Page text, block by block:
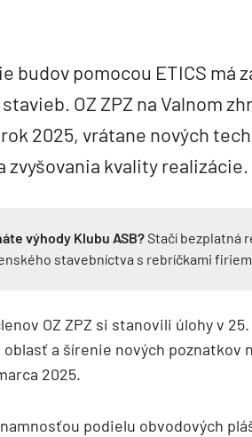
budov pomocou ETICS má
OZ ZPZ na Valnom
2025, vrátane nových
zvyšovania kvality realizácie.
výhody Klubu ASB?Stačí bezplatná
stavebníctva s rebríčkami
OZ ZPZ si stanovili úlohy v
a šírenie nových poznatkov
2025.
podielu obvodových